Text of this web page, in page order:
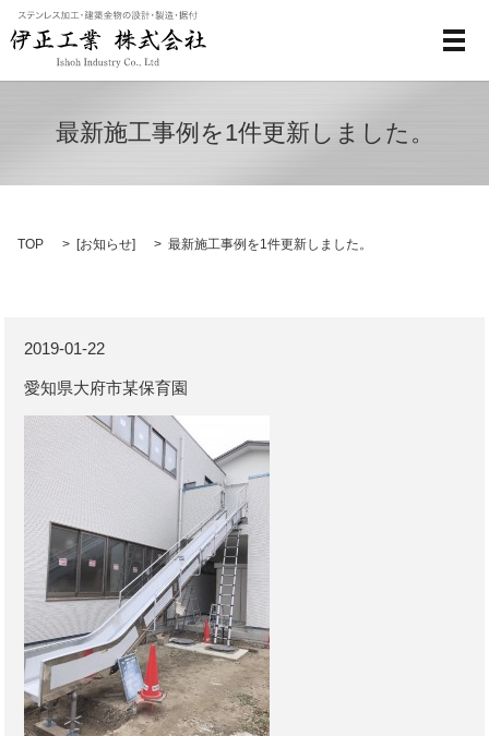
メ
最新施工事例を1件更新しました。
TOP [お知らせ] 最新施工事例を1件更新しました。
2019-01-22
愛知県大府市某保育園